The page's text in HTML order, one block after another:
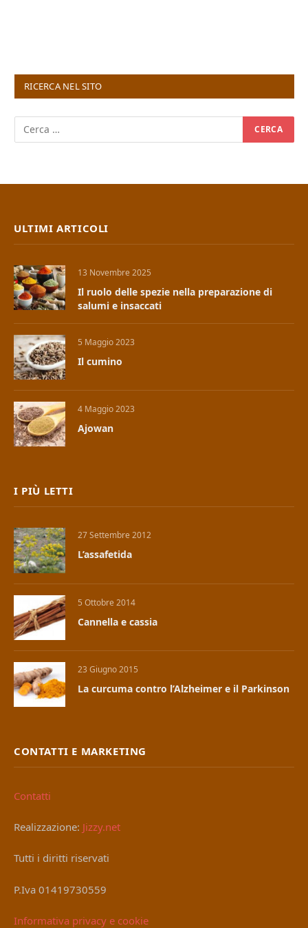
RICERCA NEL SITO
ULTIMI ARTICOLI
13 Novembre 2025
Il ruolo delle spezie nella preparazione di
salumi e insaccati
5 Maggio 2023
Il cumino
4 Maggio 2023
Ajowan
I PIÙ LETTI
27 Settembre 2012
L’assafetida
5 Ottobre 2014
Cannella e cassia
23 Giugno 2015
La curcuma contro l’Alzheimer e il Parkinson
CONTATTI E MARKETING
Contatti
Realizzazione: Jizzy.net
Tutti i diritti riservati
P.Iva 01419730559
Informativa privacy e cookie